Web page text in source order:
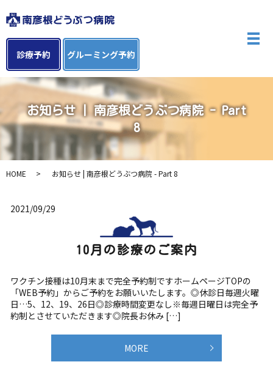
診療予約 グルーミング予約
メ
お知らせ | 南彦根どうぶつ病院 - Part
8
HOME お知らせ | 南彦根どうぶつ病院 - Part 8
2021/09/29
10月の診療のご案内
ワクチン接種は10月末まで完全予約制ですホームページTOPの
「WEB予約」からご予約をお願いいたします。◎休診日毎週火曜
日…5、12、19、26日◎診療時間変更なし※毎週日曜日は完全予
約制とさせていただきます◎院長お休み […]
MORE